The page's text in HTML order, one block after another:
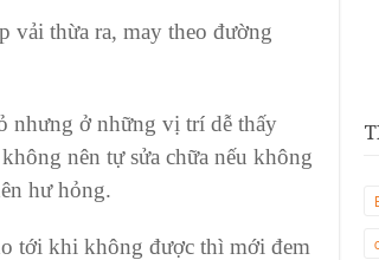
vải thừa ra, may theo đường
nhưng ở những vị trí dễ thấy
nên tự sửa chữa nếu không
hư hỏng.
tới khi không được thì mới đem